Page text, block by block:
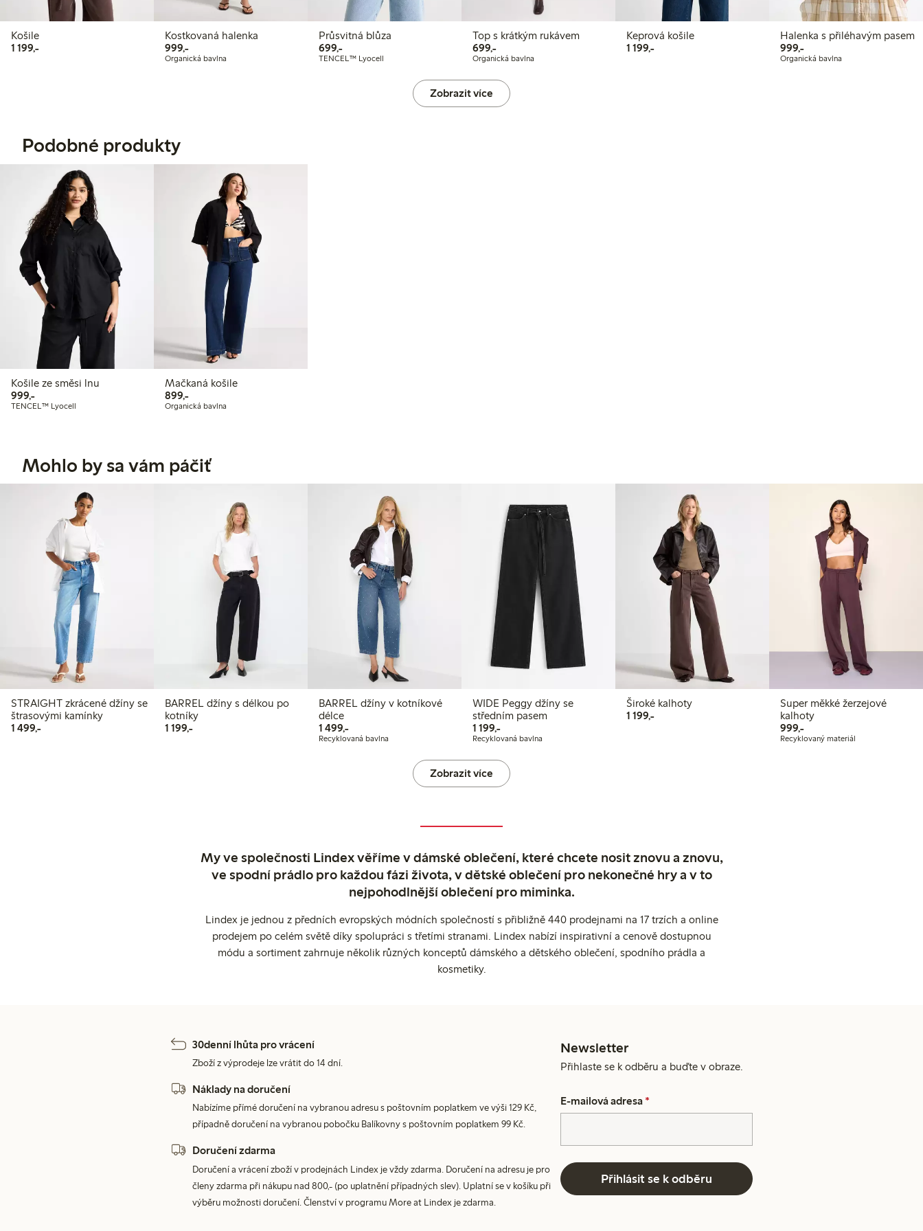
Košile
1 199,-1 199,00 Kč
Kostkovaná halenka
999,-999,00 Kč
Organická bavlna
Průsvitná blůza
699,-699,00 Kč
TENCEL™ Lyocell
Top s krátkým rukávem
699,-699,00 Kč
Organická bavlna
Keprová košile
1 199,-1 199,00 Kč
Halenka s přiléhavým pasem
999,-999,00 Kč
Organická bavlna
Zobrazit více
Podobné produkty
Košile ze směsi lnu
999,-999,00 Kč
TENCEL™ Lyocell
Mačkaná košile
899,-899,00 Kč
Organická bavlna
Mohlo by sa vám páčiť
STRAIGHT zkrácené džíny se
štrasovými kamínky
1 499,-1 499,00 Kč
BARREL džíny s délkou po
kotníky
1 199,-1 199,00 Kč
BARREL džíny v kotníkové
délce
1 499,-1 499,00 Kč
Recyklovaná bavlna
WIDE Peggy džíny se
středním pasem
1 199,-1 199,00 Kč
Recyklovaná bavlna
Široké kalhoty
1 199,-1 199,00 Kč
Super měkké žerzejové
kalhoty
999,-999,00 Kč
Recyklovaný materiál
Zobrazit více
My ve společnosti Lindex věříme v dámské oblečení, které chcete nosit znovu a znovu,
ve spodní prádlo pro každou fázi života, v dětské oblečení pro nekonečné hry a v to
nejpohodlnější oblečení pro miminka.
Lindex je jednou z předních evropských módních společností s přibližně 440 prodejnami na 17 trzích a online
prodejem po celém světě díky spolupráci s třetími stranami. Lindex nabízí inspirativní a cenově dostupnou
módu a sortiment zahrnuje několik různých konceptů dámského a dětského oblečení, spodního prádla a
kosmetiky.
30denní lhůta pro vrácení
Zboží z výprodeje lze vrátit do 14 dní.
Náklady na doručení
Nabízíme přímé doručení na vybranou adresu s poštovním poplatkem ve výši 129 Kč,
případně doručení na vybranou pobočku Balíkovny s poštovním poplatkem 99 Kč.
Doručení zdarma
Doručení a vrácení zboží v prodejnách Lindex je vždy zdarma. Doručení na adresu je pro
členy zdarma při nákupu nad 800,- (po uplatnění případných slev). Uplatní se v košíku při
výběru možnosti doručení. Členství v programu More at Lindex je zdarma.
Newsletter
Přihlaste se k odběru a buďte v obraze.
E-mailová adresa *
Přihlásit se k odběru